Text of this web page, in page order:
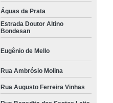
Águas da Prata
Estrada Doutor Altino
Bondesan
Eugênio de Mello
Rua Ambrósio Molina
Rua Augusto Ferreira Vinhas